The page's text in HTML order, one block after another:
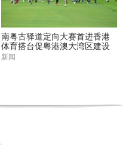
南粤古驿道定向大赛首进香港
体育搭台促粤港澳大湾区建设
新闻